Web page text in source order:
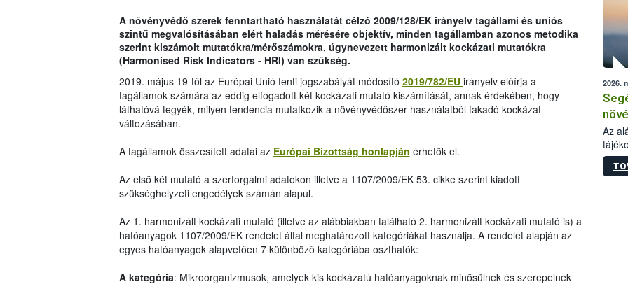
A növényvédő szerek fenntartható használatát célzó 2009/128/EK irányelv tagállami és uniós
szintű megvalósításában elért haladás mérésére objektív, minden tagállamban azonos metodika
szerint kiszámolt mutatókra/mérőszámokra, úgynevezett harmonizált kockázati mutatókra
(Harmonised Risk Indicators - HRI) van szükség.
2019. május 19-től az Európai Unió fenti jogszabályát módosító 2019/782/EU irányelv előírja a
tagállamok számára az eddig elfogadott két kockázati mutató kiszámítását, annak érdekében, hogy
láthatóvá tegyék, milyen tendencia mutatkozik a növényvédőszer-használatból fakadó kockázat
változásában.
A tagállamok összesített adatai az Európai Bizottság honlapján érhetők el.
Az első két mutató a szerforgalmi adatokon illetve a 1107/2009/EK 53. cikke szerint kiadott
szükséghelyzeti engedélyek számán alapul.
Az 1. harmonizált kockázati mutató (illetve az alábbiakban található 2. harmonizált kockázati mutató is) a
hatóanyagok 1107/2009/EK rendelet által meghatározott kategóriákat használja. A rendelet alapján az
egyes hatóanyagok alapvetően 7 különböző kategóriába oszthatók:
A kategória: Mikroorganizmusok, amelyek kis kockázatú hatóanyagoknak minősülnek és szerepelnek
2026.
Az